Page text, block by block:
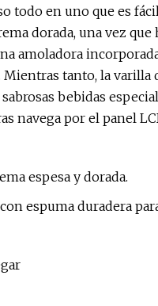
todo en uno que es
dorada, una vez
amoladora
tanto, la varilla
bebidas
navega por el panel
espesa y dorada.
espuma duradera